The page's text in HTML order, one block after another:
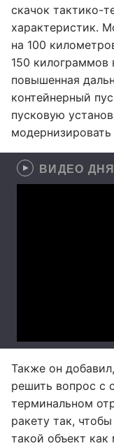
скачок тактико-
характеристик.
на 100
150 килограммов
повышенная
контейнерный
пусковую
модернизировать
ВИДЕО ДНЯ
Также он
решить вопрос с
терминальном
ракету так,
такой объект